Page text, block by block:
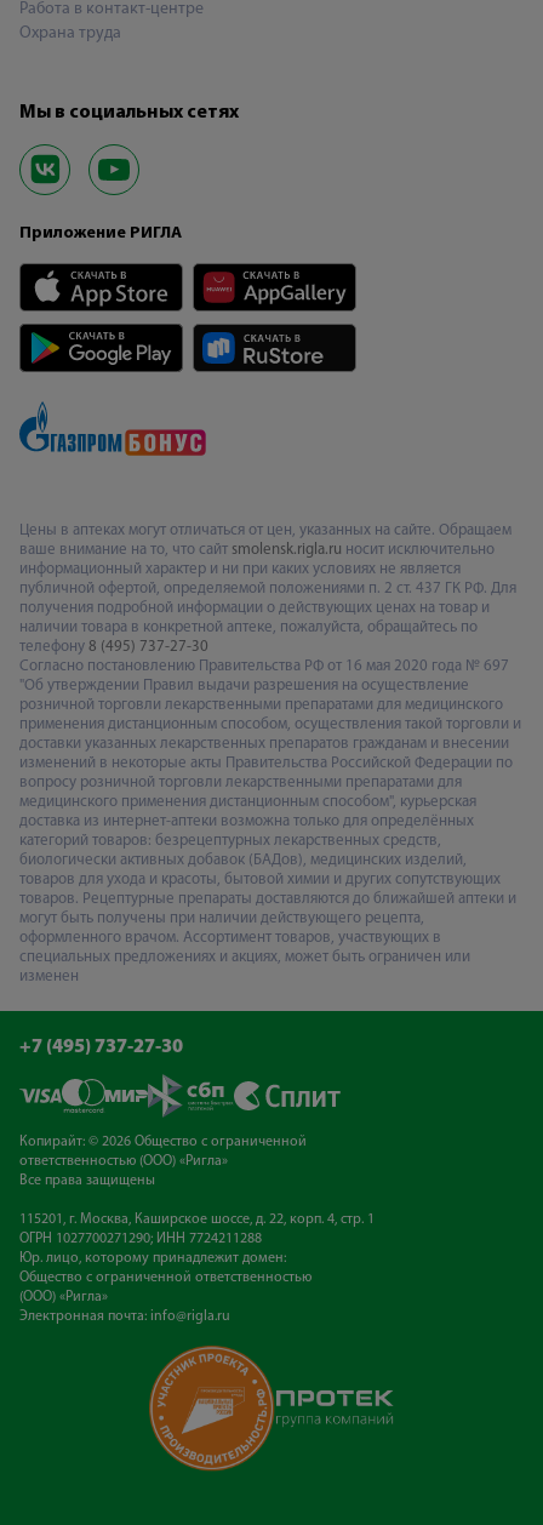
Работа в контакт-центре
Охрана труда
Мы в социальных сетях
Приложение РИГЛА
Цены в аптеках могут отличаться от цен, указанных на сайте. Обращаем
ваше внимание на то, что сайт smolensk.rigla.ru носит исключительно
информационный характер и ни при каких условиях не является
публичной офертой, определяемой положениями п. 2 ст. 437 ГК РФ. Для
получения подробной информации о действующих ценах на товар и
наличии товара в конкретной аптеке, пожалуйста, обращайтесь по
телефону 8 (495) 737-27-30
Согласно постановлению Правительства РФ от 16 мая 2020 года № 697
"Об утверждении Правил выдачи разрешения на осуществление
розничной торговли лекарственными препаратами для медицинского
применения дистанционным способом, осуществления такой торговли и
доставки указанных лекарственных препаратов гражданам и внесении
изменений в некоторые акты Правительства Российской Федерации по
вопросу розничной торговли лекарственными препаратами для
медицинского применения дистанционным способом", курьерская
доставка из интернет-аптеки возможна только для определённых
категорий товаров: безрецептурных лекарственных средств,
биологически активных добавок (БАДов), медицинских изделий,
товаров для ухода и красоты, бытовой химии и других сопутствующих
товаров. Рецептурные препараты доставляются до ближайшей аптеки и
могут быть получены при наличии действующего рецепта,
оформленного врачом. Ассортимент товаров, участвующих в
специальных предложениях и акциях, может быть ограничен или
изменен
+7 (495) 737-27-30
Копирайт: © 2026 Общество с ограниченной
ответственностью (ООО) «Ригла»
Все права защищены
115201, г. Москва, Каширское шоссе, д. 22, корп. 4, стр. 1
ОГРН 1027700271290; ИНН 7724211288
Юр. лицо, которому принадлежит домен:
Общество с ограниченной ответственностью
(ООО) «Ригла»
Электронная почта: info@rigla.ru